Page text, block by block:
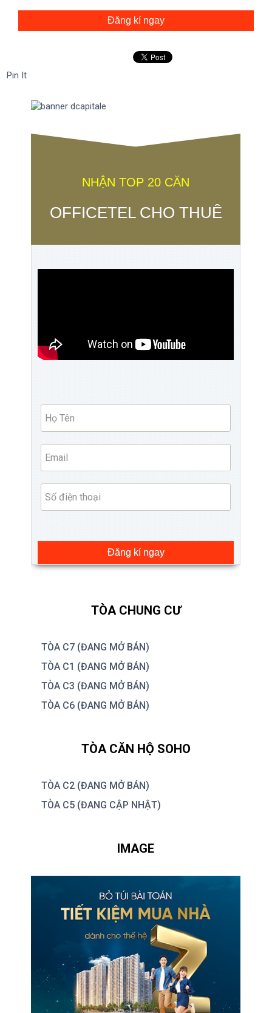
Đăng kí ngay
Pin It
NHẬN TOP 20 CĂN
OFFICETEL CHO THUÊ
Đăng kí ngay
TÒA CHUNG CƯ
TÒA C7 (ĐANG MỞ BÁN)
TÒA C1 (ĐANG MỞ BÁN)
TÒA C3 (ĐANG MỞ BÁN)
TÒA C6 (ĐANG MỞ BÁN)
TÒA CĂN HỘ SOHO
TÒA C2 (ĐANG MỞ BÁN)
TÒA C5 (ĐANG CẬP NHẬT)
IMAGE